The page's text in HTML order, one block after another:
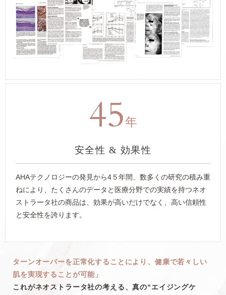
45年
安全性 & 効果性
AHAテクノロジーの発見から4５年間、数多くの研究の積み重
ねにより、たくさんのデータと医療分野での実績を持つネオ
ストラータ社の商品は、効果が高いだけでなく、高い信頼性
と安全性を誇ります。
ターンオーバーを正常化することにより、健康で若々しい
肌を実現することが可能」
これがネオストラータ社の考える、真の“エイジングケ